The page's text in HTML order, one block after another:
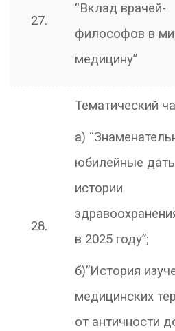
27.
“Вклад врачей-
философов в
медицину”
28.
Тематический
а)
юбилейные
истории
в 2025 году”;
б)”История
медицинских
от античности